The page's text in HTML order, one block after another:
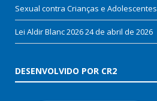
Sexual contra Crianças e Adolescentes
Lei Aldir Blanc 202624 de abril de 2026
DESENVOLVIDO POR CR2